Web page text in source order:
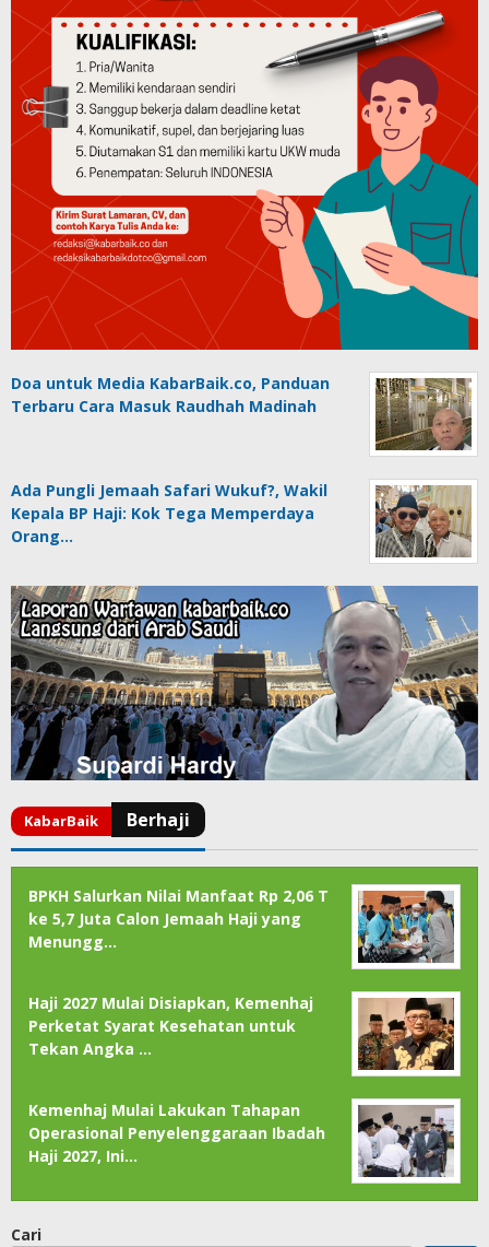
Doa untuk Media KabarBaik.co, Panduan
Terbaru Cara Masuk Raudhah Madinah
Ada Pungli Jemaah Safari Wukuf?, Wakil
Kepala BP Haji: Kok Tega Memperdaya
Orang…
BPKH Salurkan Nilai Manfaat Rp 2,06 T
ke 5,7 Juta Calon Jemaah Haji yang
Menungg…
Haji 2027 Mulai Disiapkan, Kemenhaj
Perketat Syarat Kesehatan untuk
Tekan Angka …
Kemenhaj Mulai Lakukan Tahapan
Operasional Penyelenggaraan Ibadah
Haji 2027, Ini…
Cari